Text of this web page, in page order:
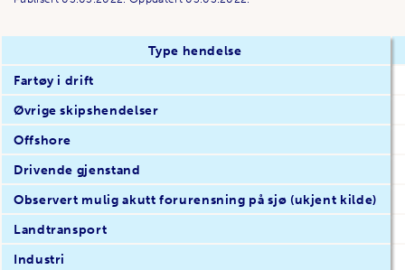
Type hendelse
Fartøy i drift
Øvrige skipshendelser
Offshore
Drivende gjenstand
Observert mulig akutt forurensning på sjø (ukjent kilde)
Landtransport
Industri